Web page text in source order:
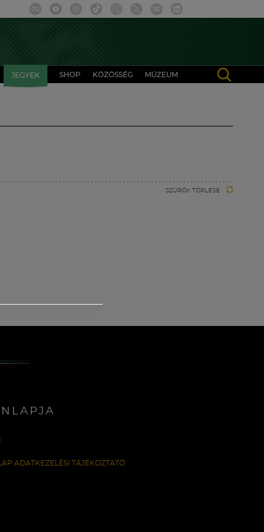
JEGYEK SHOP KÖZÖSSÉG MÚZEUM
SZŰRŐK TÖRLÉSE
ADATKEZELÉSI TÁJÉKOZTATÓ